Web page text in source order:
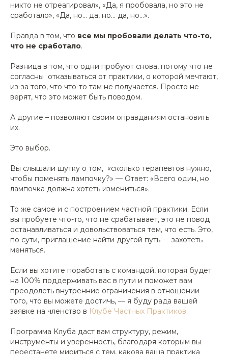
никто не отреагировал», «Да, я пробовала, но это не
сработало», «Да, но… да, но… да, но…».
Правда в том, что все мы пробовали делать что-то,
что не сработало.
Разница в том, что одни пробуют снова, потому что не
согласны отказываться от практики, о которой мечтают,
из-за того, что что-то там не получается. Просто не
верят, что это может быть поводом.
А другие – позволяют своим оправданиям остановить
их.
Это выбор.
Вы слышали шутку о том, «сколько терапевтов нужно,
чтобы поменять лампочку?» — Ответ: «Всего один, но
лампочка должна хотеть измениться».
То же самое и с построением частной практики. Если
вы пробуете что-то, что не срабатывает, это не повод
останавливаться и довольствоваться тем, что есть. Это,
по сути, приглашение найти другой путь — захотеть
меняться.
Если вы хотите поработать с командой, которая будет
на 100% поддерживать вас в пути и поможет вам
преодолеть внутренние ограничения в отношении
того, что вы можете достичь, — я буду рада вашей
заявке на членство в Клубе Частных Практиков.
Программа Клуба даст вам структуру, режим,
инструменты и уверенность, благодаря которым вы
перестанете мириться с тем, какова ваша практика